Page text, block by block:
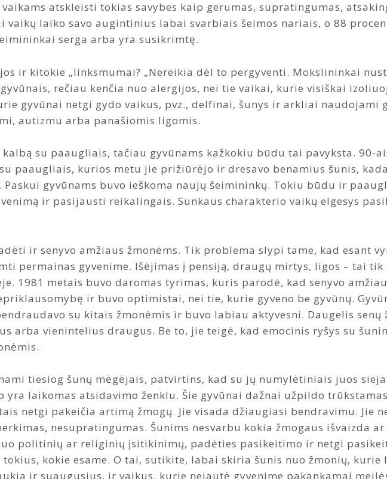
atskleisti tokias savybes kaip gerumas, supratingumas,
vaikų laiko savo augintinius labai svarbiais šeimos nariais, o 88
serga arba yra susikrimtę.
ir kitokie „linksmumai? „Nereikia dėl to pergyventi. Mokslininkai
rečiau kenčia nuo alergijos, nei tie vaikai, kurie visiškai
gyvūnai netgi gydo vaikus, pvz., delfinai, šunys ir arkliai naudojami
autizmu arba panašiomis ligomis.
su paaugliais, tačiau gyvūnams kažkokiu būdu tai pavyksta. 90-
paaugliais, kurios metu jie prižiūrėjo ir dresavo benamius šunis,
gyvūnams buvo ieškoma naujų šeimininkų. Tokiu būdu ir
ir pasijausti reikalingais. Sunkaus charakterio vaikų elgesys
ir senyvo amžiaus žmonėms. Tik problema slypi tame, kad esant
permainas gyvenime. Išėjimas į pensiją, draugų mirtys, ligos – tai tik
1981 metais buvo daromas tyrimas, kuris parodė, kad senyvo
ir buvo optimistai, nei tie, kurie gyveno be gyvūnų.
su kitais žmonėmis ir buvo labiau aktyvesni. Daugelis senų
arba vienintelius draugus. Be to, jie teigė, kad emocinis ryšys su
tiesiog šunų mėgėjais, patvirtins, kad su jų numylėtiniais juos
yra laikomas atsidavimo ženklu. Šie gyvūnai dažnai užpildo
netgi pakeičia artimą žmogų. Jie visada džiaugiasi bendravimu. Jie
nesupratingumas. Šunims nesvarbu kokia žmogaus išvaizda
politinių ar religinių įsitikinimų, padėties pasikeitimo ir netgi
kokie esame. O tai, sutikite, labai skiria šunis nuo žmonių, kurie
ir suaugusius, ir vaikus, kurie nejautė gyvenime pakankamai